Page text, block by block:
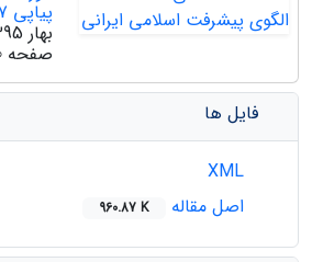
پیاپی 7
بهار 1395
صفحه
فایل ها
اصل مقاله
960.87 K